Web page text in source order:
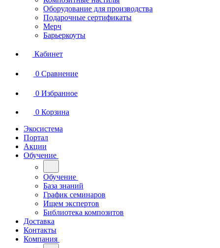
Оборудование для производства
Подарочные сертификаты
Мерч
Барьеркоуты
Кабинет
0 Сравнение
0 Избранное
0 Корзина
Экосистема
Портал
Акции
Обучение
Обучение
База знаний
График семинаров
Ищем экспертов
Библиотека композитов
Доставка
Контакты
Компания